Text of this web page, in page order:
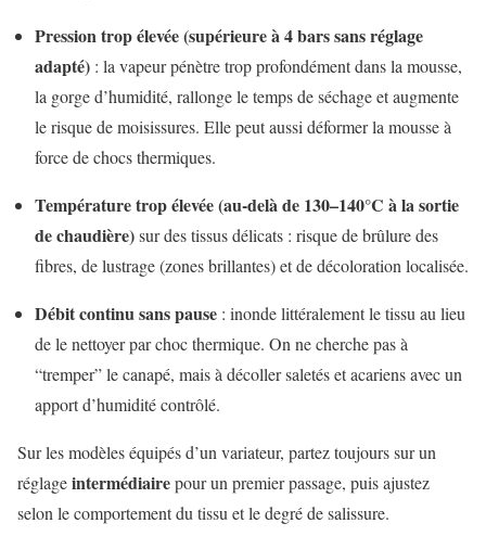
Pression trop élevée (supérieure à 4 bars sans réglage
adapté) : la vapeur pénètre trop profondément dans la mousse,
la gorge d’humidité, rallonge le temps de séchage et augmente
le risque de moisissures. Elle peut aussi déformer la mousse à
force de chocs thermiques.
Température trop élevée (au-delà de 130–140°C à la sortie
de chaudière)sur des tissus délicats : risque de brûlure des
fibres, de lustrage (zones brillantes) et de décoloration localisée.
Débit continu sans pause : inonde littéralement le tissu au lieu
de le nettoyer par choc thermique. On ne cherche pas à
“tremper” le canapé, mais à décoller saletés et acariens avec un
apport d’humidité contrôlé.
Sur les modèles équipés d’un variateur, partez toujours sur un
réglageintermédiairepour un premier passage, puis ajustez
selon le comportement du tissu et le degré de salissure.